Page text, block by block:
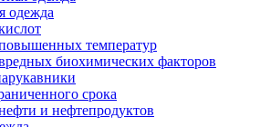
одежда
температур
биохимических факторов
срока
и нефтепродуктов